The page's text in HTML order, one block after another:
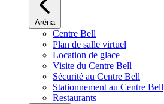
Aréna
Centre Bell
Plan de salle virtuel
Location de glace
Visite du Centre Bell
Sécurité au Centre Bell
Stationnement au Centre Bell
Restaurants